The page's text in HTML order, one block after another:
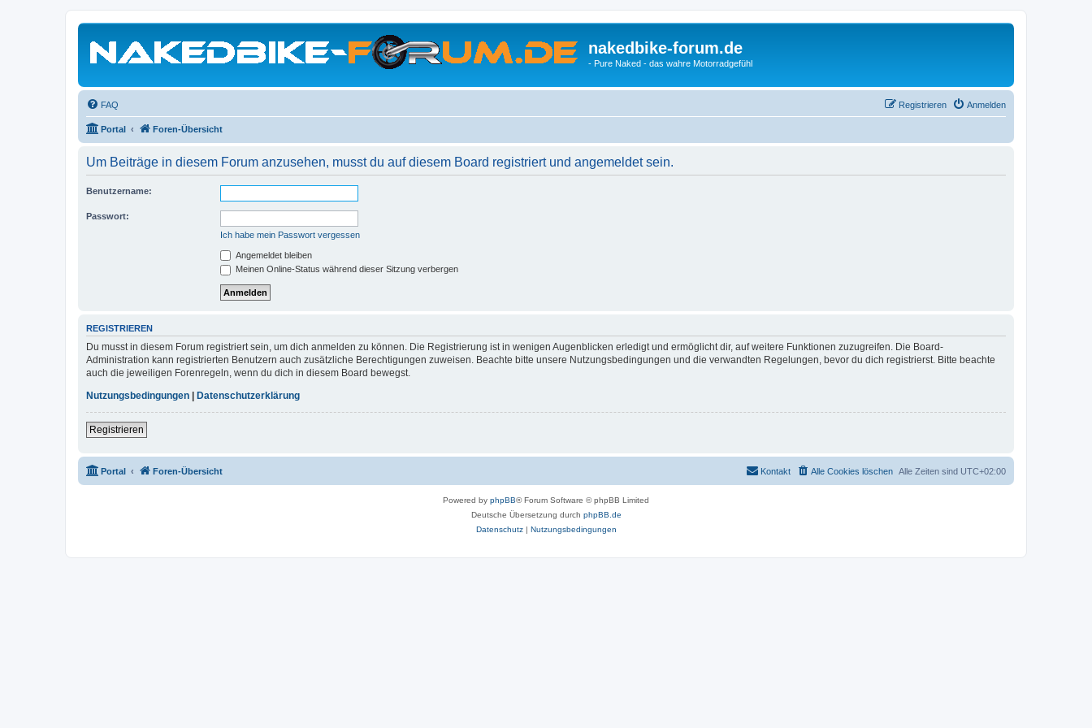
nakedbike-forum.de
- Pure Naked - das wahre Motorradgefühl
FAQ Anmelden
Registrieren
Portal Foren-Übersicht
Um Beiträge in diesem Forum anzusehen, musst du auf diesem Board registriert und angemeldet sein.
Benutzername:
Passwort:
Ich habe mein Passwort vergessen
Angemeldet bleiben
Meinen Online-Status während dieser Sitzung verbergen
REGISTRIEREN
Du musst in diesem Forum registriert sein, um dich anmelden zu können. Die Registrierung ist in wenigen Augenblicken erledigt und ermöglicht dir, auf weitere Funktionen zuzugreifen. Die Board-
Administration kann registrierten Benutzern auch zusätzliche Berechtigungen zuweisen. Beachte bitte unsere Nutzungsbedingungen und die verwandten Regelungen, bevor du dich registrierst. Bitte beachte
auch die jeweiligen Forenregeln, wenn du dich in diesem Board bewegst.
Nutzungsbedingungen
Datenschutzerklärung
Registrieren
Portal Foren-Übersicht Alle Zeiten sind UTC+02:00
Alle Cookies löschen
Kontakt
Powered by phpBB® Forum Software © phpBB Limited
Deutsche Übersetzung durch phpBB.de
Datenschutz| Nutzungsbedingungen